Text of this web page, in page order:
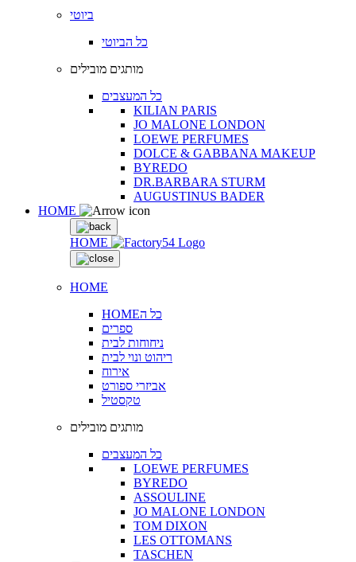
ביוטי
כל הביוטי
מותגים מובילים
כל המעצבים
KILIAN PARIS
JO MALONE LONDON
LOEWE PERFUMES
DOLCE & GABBANA MAKEUP
BYREDO
DR.BARBARA STURM
AUGUSTINUS BADER
HOME
HOME
HOME
HOMEכל ה
ספרים
ניחוחות לבית
ריהוט ונוי לבית
אירוח
אביזרי ספורט
טקסטיל
מותגים מובילים
כל המעצבים
LOEWE PERFUMES
BYREDO
ASSOULINE
JO MALONE LONDON
TOM DIXON
LES OTTOMANS
TASCHEN